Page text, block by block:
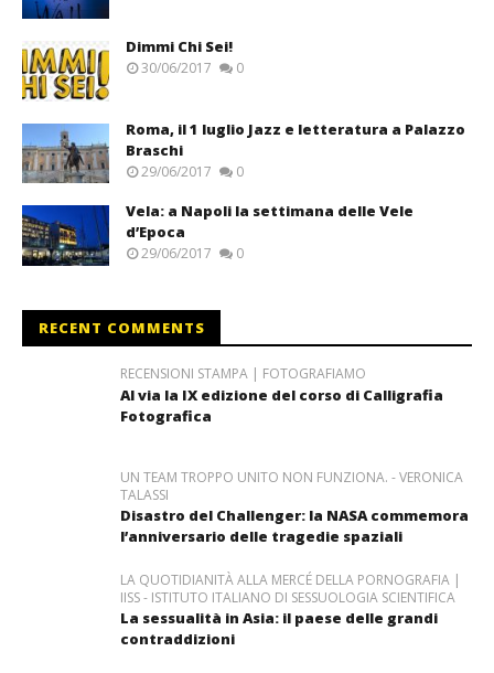
Dimmi Chi Sei!
30/06/2017 0
Roma, il 1 luglio Jazz e letteratura a Palazzo
Braschi
29/06/2017 0
Vela: a Napoli la settimana delle Vele
d’Epoca
29/06/2017 0
RECENT COMMENTS
RECENSIONI STAMPA | FOTOGRAFIAMO
Al via la IX edizione del corso di Calligrafia
Fotografica
UN TEAM TROPPO UNITO NON FUNZIONA. - VERONICA
TALASSI
Disastro del Challenger: la NASA commemora
l’anniversario delle tragedie spaziali
LA QUOTIDIANITÀ ALLA MERCÉ DELLA PORNOGRAFIA |
IISS - ISTITUTO ITALIANO DI SESSUOLOGIA SCIENTIFICA
La sessualità in Asia: il paese delle grandi
contraddizioni